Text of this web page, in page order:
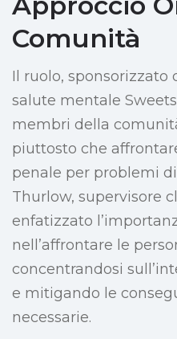
Comunità
Il ruolo, sponsorizzato
salute mentale
membri della
piuttosto che
penale per problemi
Thurlow, supervisore
enfatizzato
nell’affrontare le
concentrandosi
e mitigando le
necessarie.